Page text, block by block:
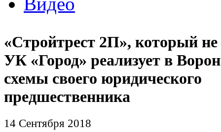
«Стройтрест 2П», который
УК «Город» реализует в
схемы своего юридического
предшественника
14 Сентября 2018